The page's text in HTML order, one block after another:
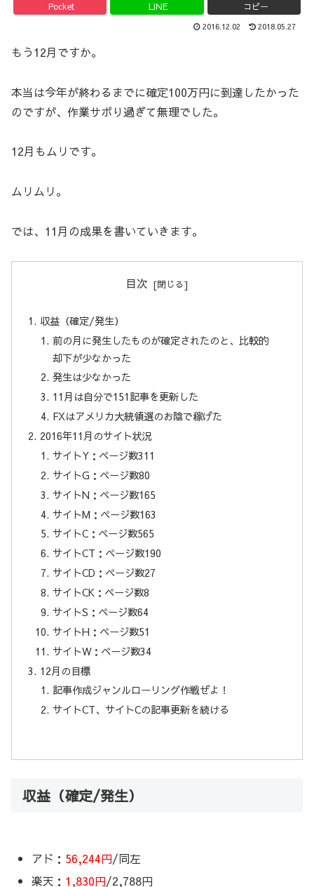
Pocket LINE コピー
2016.12.02 2018.05.27
もう12月ですか。
本当は今年が終わるまでに確定100万円に到達したかった
のですが、作業サボり過ぎて無理でした。
12月もムリです。
ムリムリ。
では、11月の成果を書いていきます。
目次
収益（確定/発生）
前の月に発生したものが確定されたのと、比較的
却下が少なかった
発生は少なかった
11月は自分で151記事を更新した
FXはアメリカ大統領選のお陰で稼げた
2016年11月のサイト状況
サイトY：ページ数311
サイトG：ページ数80
サイトN：ページ数165
サイトM：ページ数163
サイトC：ページ数565
サイトCT：ページ数190
サイトCD：ページ数27
サイトCK：ページ数8
サイトS：ページ数64
サイトH：ページ数51
サイトW：ページ数34
12月の目標
記事作成ジャンルローリング作戦ぜよ！
サイトCT、サイトCの記事更新を続ける
収益（確定/発生）
アド： 56,244円/同左
楽天： 1,830円/2,788円